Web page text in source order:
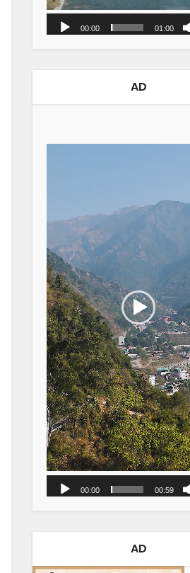
00:00 01:00
AD
00:00 00:59
AD